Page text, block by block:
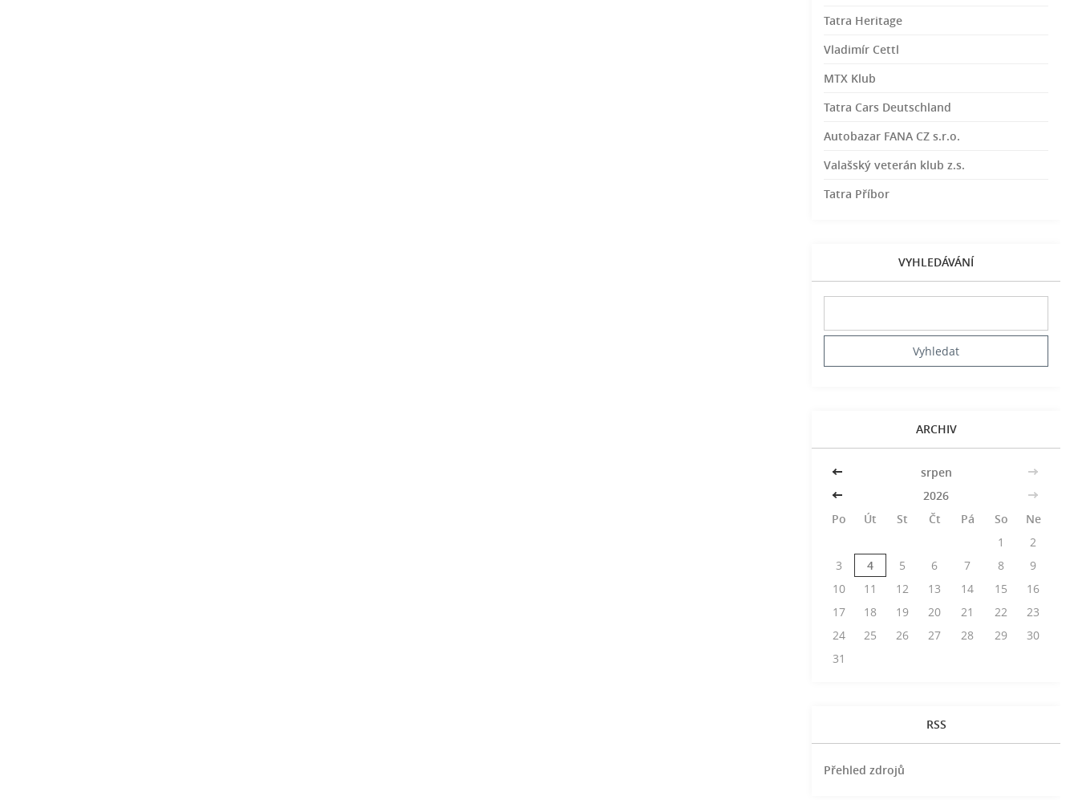
Tatra Heritage
Vladimír Cettl
MTX Klub
Tatra Cars Deutschland
Autobazar FANA CZ s.r.o.
Valašský veterán klub z.s.
Tatra Příbor
VYHLEDÁVÁNÍ
ARCHIV
<< srpen
>>
<<
2026
>>
Po
Út St Čt Pá So
Ne
1
2
3
4 5 6 7 8
9
10
11 12 13 14 15
16
17
18 19 20 21 22
23
24
25 26 27 28 29
30
31
RSS
Přehled zdrojů